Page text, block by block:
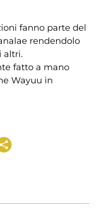
fanno parte del
rendendolo
altri.
fatto a mano
Wayuu in